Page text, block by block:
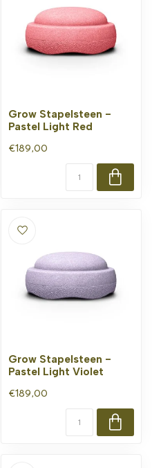
Grow Stapelsteen -
Pastel Light Red
€189,00
Grow Stapelsteen -
Pastel Light Violet
€189,00